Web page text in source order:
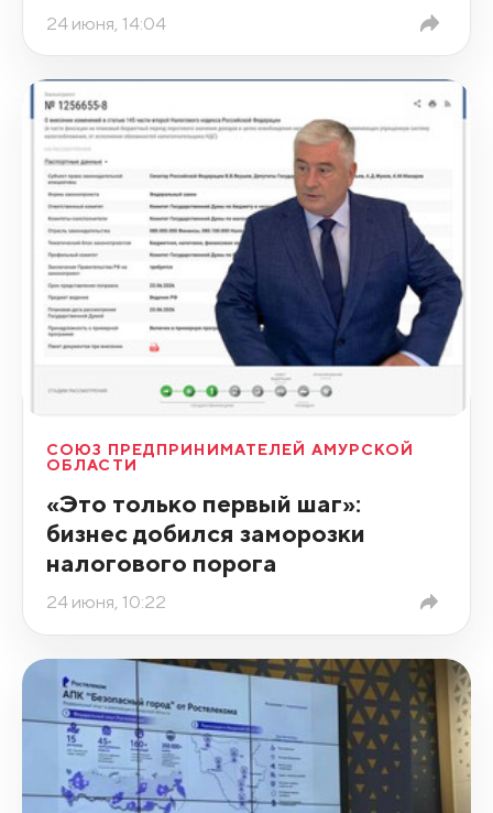
24 июня, 14:04
СОЮЗ ПРЕДПРИНИМАТЕЛЕЙ АМУРСКОЙ
ОБЛАСТИ
«Это только первый шаг»:
бизнес добился заморозки
налогового порога
24 июня, 10:22